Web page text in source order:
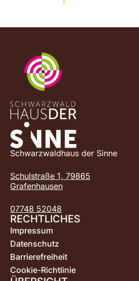
Schwarzwaldhaus der Sinne
Schulstraße 1, 79865
Grafenhausen
07748 52048
RECHTLICHES
Impressum
Datenschutz
Barrierefreiheit
Cookie-Richtlinie